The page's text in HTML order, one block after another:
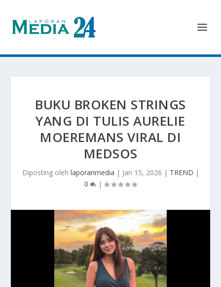
BUKU BROKEN STRINGS
YANG DI TULIS AURELIE
MOEREMANS VIRAL DI
MEDSOS
Diposting oleh laporanmedia | Jan 15, 2026 | TREND |
0
|